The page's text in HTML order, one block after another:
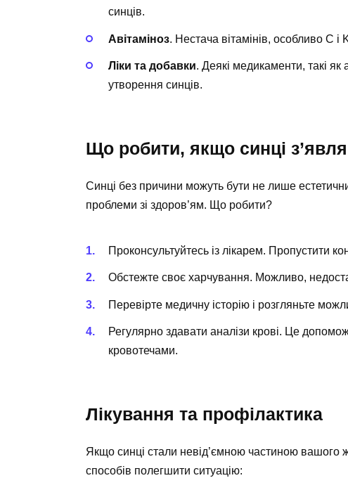
синців.
Авітаміноз. Нестача вітамінів, особливо C
Ліки та добавки. Деякі медикаменти, такі
утворення синців.
Що робити, якщо синці
Синці без причини можуть бути не лише
проблеми зі здоров’ям. Що робити?
Проконсультуйтесь із лікарем. Пропустити
Обстежте своє харчування. Можливо,
Перевірте медичну історію і розгляньте
Регулярно здавати аналізи крові. Це
кровотечами.
Лікування та профілактика
Якщо синці стали невід’ємною частиною вашого
способів полегшити ситуацію: